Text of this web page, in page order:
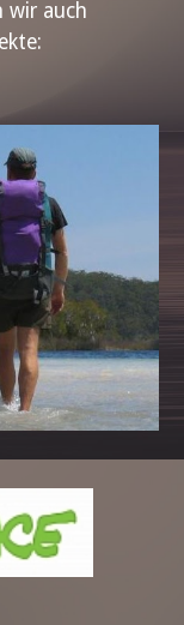
wir auch